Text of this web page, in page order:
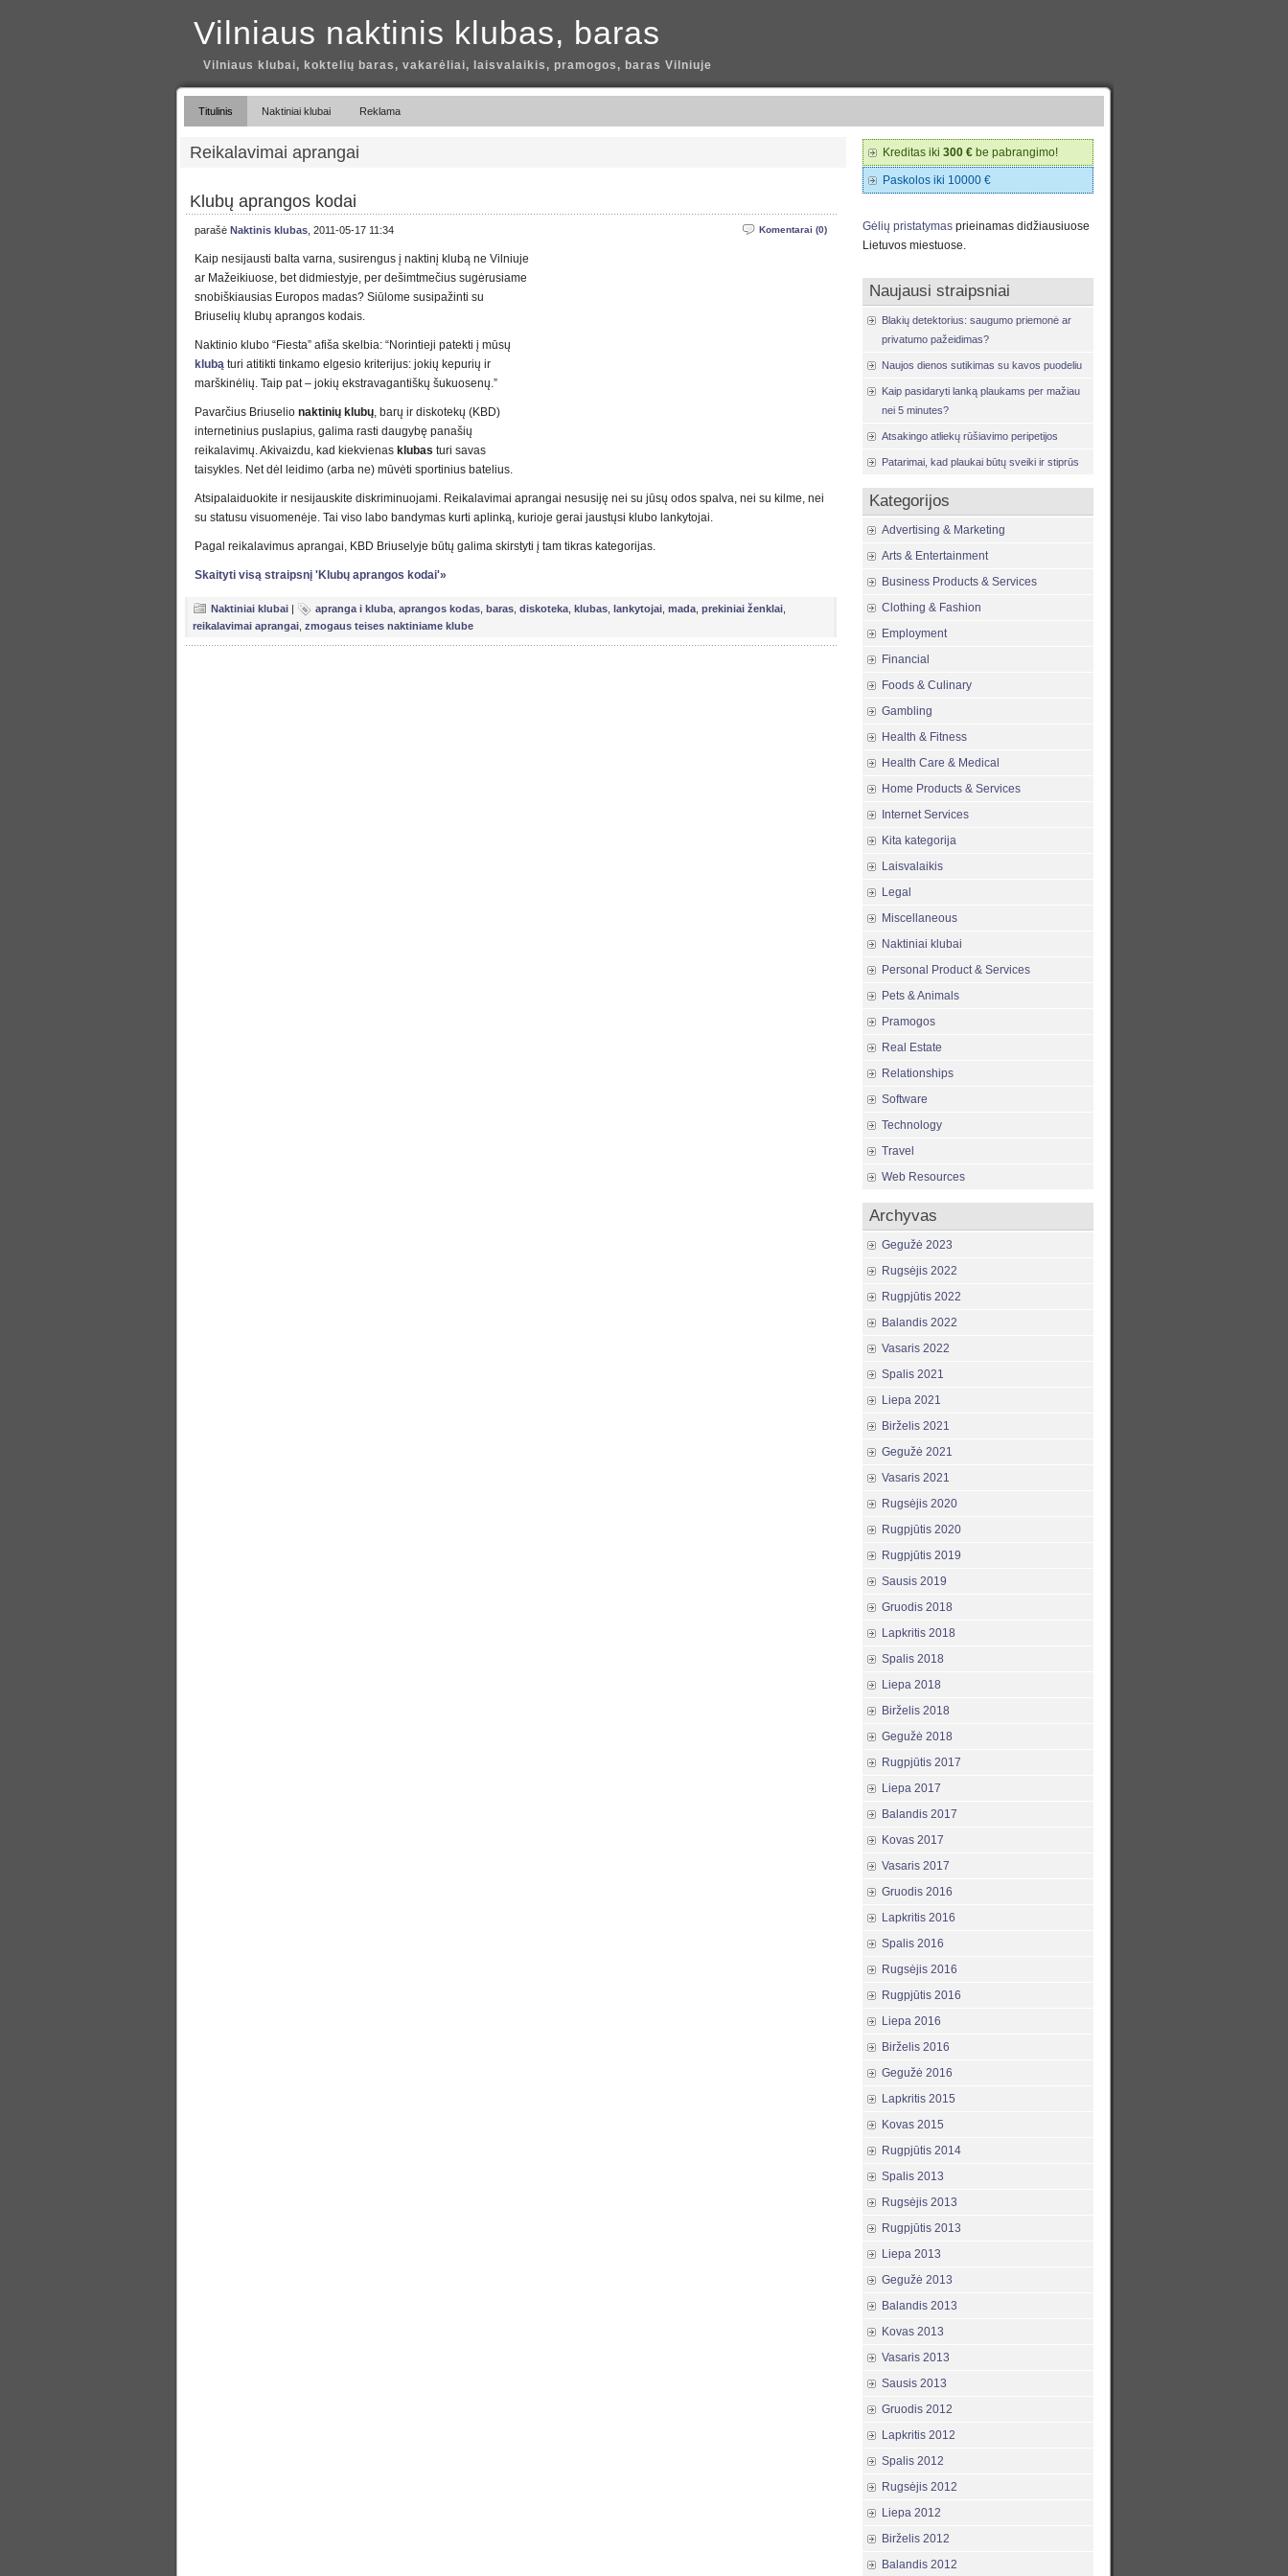
Vilniaus naktinis klubas, baras
Vilniaus klubai, koktelių baras, vakarėliai, laisvalaikis, pramogos, baras Vilniuje
Titulinis Naktiniai klubai Reklama
Reikalavimai aprangai
Klubų aprangos kodai
Komentarai (0)
parašė Naktinis klubas , 2011-05-17 11:34
Kaip nesijausti balta varna, susirengus į naktinį klubą ne Vilniuje
ar Mažeikiuose, bet didmiestyje, per dešimtmečius sugėrusiame
snobiškiausias Europos madas? Siūlome susipažinti su
Briuselių klubų aprangos kodais.
Naktinio klubo “Fiesta” afiša skelbia: “Norintieji patekti į mūsų
klubą turi atitikti tinkamo elgesio kriterijus: jokių kepurių ir
marškinėlių. Taip pat – jokių ekstravagantiškų šukuosenų.”
Pavarčius Briuselio naktinių klubų, barų ir diskotekų (KBD)
internetinius puslapius, galima rasti daugybę panašių
reikalavimų. Akivaizdu, kad kiekvienas klubas turi savas
taisykles. Net dėl leidimo (arba ne) mūvėti sportinius batelius.
Atsipalaiduokite ir nesijauskite diskriminuojami. Reikalavimai aprangai nesusiję nei su jūsų odos spalva, nei su kilme, nei
su statusu visuomenėje. Tai viso labo bandymas kurti aplinką, kurioje gerai jaustųsi klubo lankytojai.
Pagal reikalavimus aprangai, KBD Briuselyje būtų galima skirstyti į tam tikras kategorijas.
Skaityti visą straipsnį 'Klubų aprangos kodai'»
Naktiniai klubai | apranga i kluba aprangos kodas baras diskoteka klubas lankytojai mada prekiniai ženklai
reikalavimai aprangai zmogaus teises naktiniame klube
Kreditas iki 300 € be pabrangimo!
Paskolos iki 10000 €
Gėlių pristatymas prieinamas didžiausiuose
Lietuvos miestuose.
Naujausi straipsniai
Blakių detektorius: saugumo priemonė ar
privatumo pažeidimas?
Naujos dienos sutikimas su kavos puodeliu
Kaip pasidaryti lanką plaukams per mažiau
nei 5 minutes?
Atsakingo atliekų rūšiavimo peripetijos
Patarimai, kad plaukai būtų sveiki ir stiprūs
Kategorijos
Advertising & Marketing
Arts & Entertainment
Business Products & Services
Clothing & Fashion
Employment
Financial
Foods & Culinary
Gambling
Health & Fitness
Health Care & Medical
Home Products & Services
Internet Services
Kita kategorija
Laisvalaikis
Legal
Miscellaneous
Naktiniai klubai
Personal Product & Services
Pets & Animals
Pramogos
Real Estate
Relationships
Software
Technology
Travel
Web Resources
Archyvas
Gegužė 2023
Rugsėjis 2022
Rugpjūtis 2022
Balandis 2022
Vasaris 2022
Spalis 2021
Liepa 2021
Birželis 2021
Gegužė 2021
Vasaris 2021
Rugsėjis 2020
Rugpjūtis 2020
Rugpjūtis 2019
Sausis 2019
Gruodis 2018
Lapkritis 2018
Spalis 2018
Liepa 2018
Birželis 2018
Gegužė 2018
Rugpjūtis 2017
Liepa 2017
Balandis 2017
Kovas 2017
Vasaris 2017
Gruodis 2016
Lapkritis 2016
Spalis 2016
Rugsėjis 2016
Rugpjūtis 2016
Liepa 2016
Birželis 2016
Gegužė 2016
Lapkritis 2015
Kovas 2015
Rugpjūtis 2014
Spalis 2013
Rugsėjis 2013
Rugpjūtis 2013
Liepa 2013
Gegužė 2013
Balandis 2013
Kovas 2013
Vasaris 2013
Sausis 2013
Gruodis 2012
Lapkritis 2012
Spalis 2012
Rugsėjis 2012
Liepa 2012
Birželis 2012
Balandis 2012